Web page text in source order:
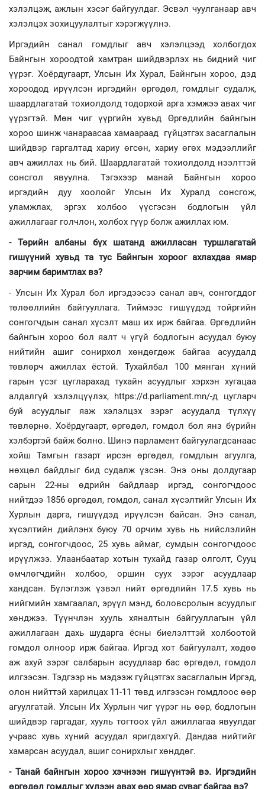
хэлэлцэж, ажлын хэсэг байгуулдаг. Эсвэл чуулганаар авч
хэлэлцэх зохицуулалтыг хэрэгжүүлнэ.
Иргэдийн санал гомдлыг авч хэлэлцээд холбогдох
Байнгын хороодтой хамтран шийдвэрлэх нь бидний чиг
үүрэг. Хоёрдугаарт, Улсын Их Хурал, Байнгын хороо, дэд
хороодод ирүүлсэн иргэдийн өргөдөл, гомдлыг судалж,
шаардлагатай тохиолдолд тодорхой арга хэмжээ авах чиг
үүрэгтэй. Мөн чиг үүргийн хувьд Өргөдлийн байнгын
хороо шинж чанараасаа хамаараад гүйцэтгэх засаглалын
шийдвэр гаргалтад хариу өгсөн, хариу өгөх мэдээллийг
авч ажиллах нь бий. Шаардлагатай тохиолдолд нээлттэй
сонсгол явуулна. Тэгэхээр манай Байнгын хороо
иргэдийн дуу хоолойг Улсын Их Хуралд сонсгож,
уламжлах, эргэх холбоо үүсгэсэн бодлогын үйл
ажиллагааг голчлон, холбох гүүр болж ажиллах юм.
- Төрийн албаны бүх шатанд ажилласан туршлагатай
гишүүний хувьд та тус Байнгын хороог ахлахдаа ямар
зарчим баримтлах вэ?
- Улсын Их Хурал бол иргэдээсээ санал авч, сонгогддог
төлөөллийн байгууллага. Тиймээс гишүүдэд тойргийн
сонгогчдын санал хүсэлт маш их ирж байгаа. Өргөдлийн
байнгын хороо бол яалт ч үгүй бодлогын асуудал буюу
нийтийн ашиг сонирхол хөндөгдөж байгаа асуудалд
төвлөрч ажиллах ёстой. Тухайлбал 100 мянган хүний
гарын үсэг цугларахад тухайн асуудлыг хэрхэн хугацаа
алдалгүй хэлэлцүүлэх, https://d.parliament.mn/-д цугларч
буй асуудлыг яаж хэлэлцэх зэрэг асуудалд түлхүү
төвлөрнө. Хоёрдугаарт, өргөдөл, гомдол бол янз бүрийн
хэлбэртэй байж болно. Шинэ парламент байгуулагдсанаас
хойш Тамгын газарт ирсэн өргөдөл, гомдлын агуулга,
нөхцөл байдлыг бид судалж үзсэн. Энэ оны долдугаар
сарын 22-ны өдрийн байдлаар иргэд, сонгогчдоос
нийтдээ 1856 өргөдөл, гомдол, санал хүсэлтийг Улсын Их
Хурлын дарга, гишүүдэд ирүүлсэн байсан. Энэ санал,
хүсэлтийн дийлэнх буюу 70 орчим хувь нь нийслэлийн
иргэд, сонгогчдоос, 25 хувь аймаг, сумдын сонгогчдоос
ирүүлжээ. Улаанбаатар хотын тухайд газар олголт, Сууц
өмчлөгчдийн холбоо, оршин суух зэрэг асуудлаар
хандсан. Бүлэглэж үзвэл нийт өргөдлийн 17.5 хувь нь
нийгмийн хамгаалал, эрүүл мэнд, боловсролын асуудлыг
хөнджээ. Түүнчлэн хууль хяналтын байгууллагын үйл
ажиллагаан дахь шударга ёсны биелэлттэй холбоотой
гомдол олноор ирж байгаа. Иргэд хот байгуулалт, хөдөө
аж ахуй зэрэг салбарын асуудлаар бас өргөдөл, гомдол
илгээсэн. Тэдгээр нь мэдээж гүйцэтгэх засаглалын Иргэд,
олон нийттэй харилцах 11-11 төвд илгээсэн гомдлоос өөр
агуулгатай. Улсын Их Хурлын чиг үүрэг нь өөр, бодлогын
шийдвэр гаргадаг, хууль тогтоох үйл ажиллагаа явуулдаг
учраас хувь хүний асуудал яригдахгүй. Дандаа нийтийг
хамарсан асуудал, ашиг сонирхлыг хөнддөг.
- Танай байнгын хороо хэчнээн гишүүнтэй вэ. Иргэдийн
өргөдөл гомдлыг хүлээн авах өөр ямар суваг байгаа вэ?